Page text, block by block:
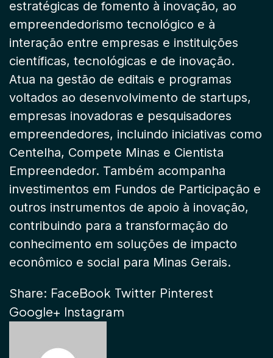
estratégicas de fomento à inovação, ao
empreendedorismo tecnológico e à
interação entre empresas e instituições
científicas, tecnológicas e de inovação.
Atua na gestão de editais e programas
voltados ao desenvolvimento de startups,
empresas inovadoras e pesquisadores
empreendedores, incluindo iniciativas como
Centelha, Compete Minas e Cientista
Empreendedor. Também acompanha
investimentos em Fundos de Participação e
outros instrumentos de apoio à inovação,
contribuindo para a transformação do
conhecimento em soluções de impacto
econômico e social para Minas Gerais.
Share: FaceBook Twitter Pinterest
Google+ Instagram